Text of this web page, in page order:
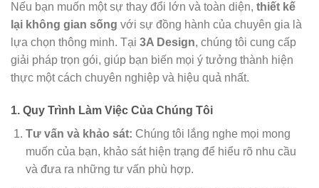
Nếu bạn muốn một sự thay đổi lớn và toàn diện, thiết kế
lại không gian sống với sự đồng hành của chuyên gia là
lựa chọn thông minh. Tại 3A Design, chúng tôi cung cấp
giải pháp trọn gói, giúp bạn biến mọi ý tưởng thành hiện
thực một cách chuyên nghiệp và hiệu quả nhất.
1. Quy Trình Làm Việc Của Chúng Tôi
Tư vấn và khảo sát: Chúng tôi lắng nghe mọi mong
muốn của bạn, khảo sát hiện trạng để hiểu rõ nhu cầu
và đưa ra những tư vấn phù hợp.